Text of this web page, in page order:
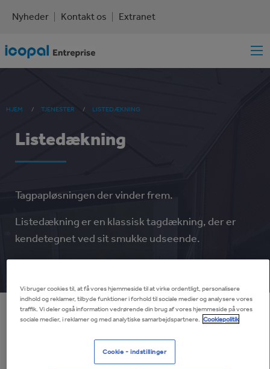
content
Top
navigation
Nyheder Kontakt os Extranet
Main
navigation
You
are
HJEM TJENESTER LISTEDÆKNING
Listedækning
Tagpapløsningen der vinder frem.
Listedækning er en klassisk tagdækning, der er
kendetegnet ved sit smukke udseende.
Tagdækning med lister
Vi bruger cookies til, at få vores hjemmeside til at virke ordentligt, personalisere
indhold og reklamer, tilbyde funktioner i forhold til sociale medier og analysere vores
traffik. Vi deler også information vedrørende din brug af vores hjemmeside på vores
sociale medier, i reklamer og med analytiske samarbejdspartnere.
Cookiepolitik
Cookie - indstillinger